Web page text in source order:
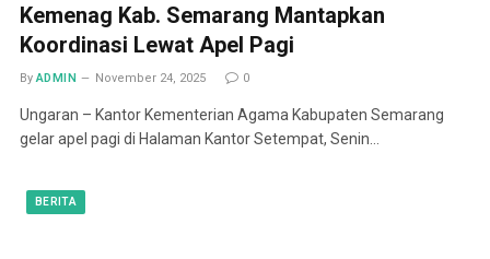
Kemenag Kab. Semarang Mantapkan
Koordinasi Lewat Apel Pagi
By ADMIN November 24, 2025 0
Ungaran – Kantor Kementerian Agama Kabupaten Semarang
gelar apel pagi di Halaman Kantor Setempat, Senin…
BERITA